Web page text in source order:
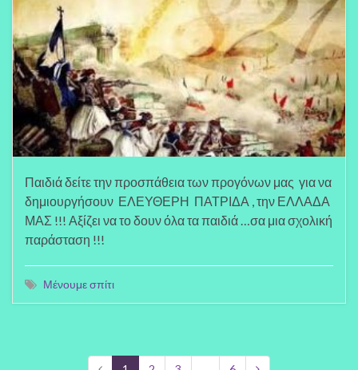
Παιδιά δείτε την προσπάθεια των προγόνων μας για να
δημιουργήσουν ΕΛΕΥΘΕΡΗ ΠΑΤΡΙΔΑ , την ΕΛΛΑΔΑ
ΜΑΣ !!! Αξίζει να το δουν όλα τα παιδιά …σα μια σχολική
παράσταση !!!
Μένουμε σπίτι